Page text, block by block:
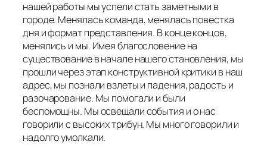
нашей работы мы успели стать заметными в
городе. Менялась команда, менялась повестка
дня и формат представления. В конце концов,
менялись и мы. Имея благословение на
существование в начале нашего становления, мы
прошли через этап конструктивной критики в наш
адрес, мы познали взлеты и падения, радость и
разочарование. Мы помогали и были
беспомощны. Мы освещали события и о нас
говорили с высоких трибун. Мы много говорили и
надолго умолкали.